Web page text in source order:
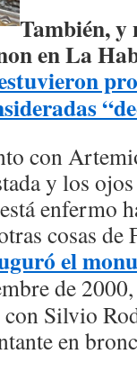
También, y
en La
con
y los
enfermo
cosas
el
de
Silvio
en